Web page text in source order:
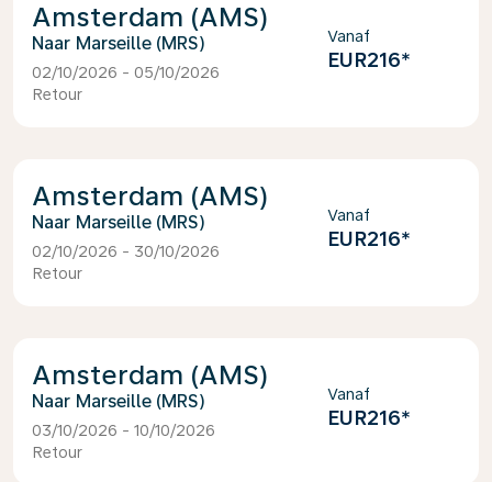
Amsterdam (AMS)
Marseille (MRS)
02/10/2026 - 05/10/2026
Retour
Vanaf
EUR216*
Amsterdam (AMS)
Marseille (MRS)
02/10/2026 - 30/10/2026
Retour
Vanaf
EUR216*
Amsterdam (AMS)
Marseille (MRS)
03/10/2026 - 10/10/2026
Retour
Vanaf
EUR216*